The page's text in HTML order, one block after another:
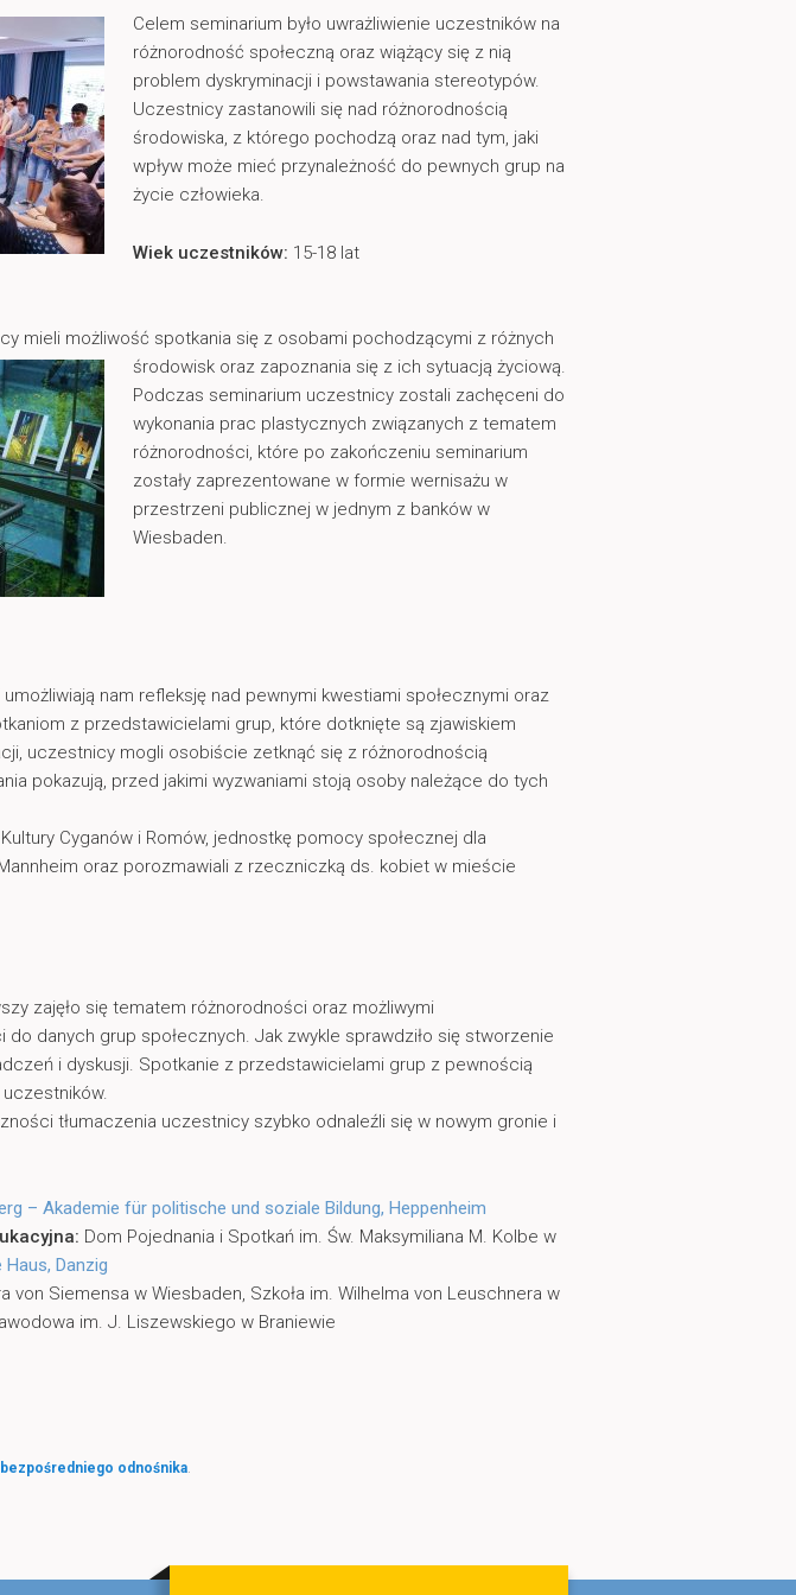
Celem seminarium było uwrażliwienie uczestników na
różnorodność społeczną oraz wiążący się z nią
problem dyskryminacji i powstawania stereotypów.
Uczestnicy zastanowili się nad różnorodnością
środowiska, z którego pochodzą oraz nad tym, jaki
wpływ może mieć przynależność do pewnych grup na
życie człowieka.
Wiek uczestników: 15-18 lat
mieli możliwość spotkania się z osobami pochodzącymi z różnych
środowisk oraz zapoznania się z ich sytuacją życiową.
Podczas seminarium uczestnicy zostali zachęceni do
wykonania prac plastycznych związanych z tematem
różnorodności, które po zakończeniu seminarium
zostały zaprezentowane w formie wernisażu w
przestrzeni publicznej w jednym z banków w
Wiesbaden.
nam refleksję nad pewnymi kwestiami społecznymi oraz
z przedstawicielami grup, które dotknięte są zjawiskiem
uczestnicy mogli osobiście zetknąć się z różnorodnością
pokazują, przed jakimi wyzwaniami stoją osoby należące do tych
Cyganów i Romów, jednostkę pomocy społecznej dla
oraz porozmawiali z rzeczniczką ds. kobiet w mieście
zajęło się tematem różnorodności oraz możliwymi
danych grup społecznych. Jak zwykle sprawdziło się stworzenie
i dyskusji. Spotkanie z przedstawicielami grup z pewnością
tłumaczenia uczestnicy szybko odnaleźli się w nowym gronie i
– Akademie für politische und soziale Bildung, Heppenheim
Dom Pojednania i Spotkań im. Św. Maksymiliana M. Kolbe w
Haus, Danzig
von Siemensa w Wiesbaden, Szkoła im. Wilhelma von Leuschnera w
im. J. Liszewskiego w Braniewie
bezpośredniego odnośnika.